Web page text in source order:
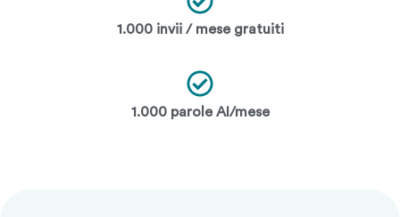
1.000 invii / mese gratuiti
1.000 parole AI/mese